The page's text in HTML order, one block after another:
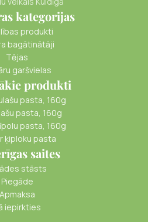
kategorijas
produkti
bagātinātāji
Tējas
garšvielas
produkti
pasta, 160g
pasta, 160g
pasta, 160g
ķiploku pasta
saites
stāsts
Piegāde
Apmaksa
iepirkties